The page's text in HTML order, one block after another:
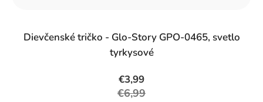
Dievčenské tričko - Glo-Story GPO-0465, svetlo
tyrkysové
€3,99
€6,99